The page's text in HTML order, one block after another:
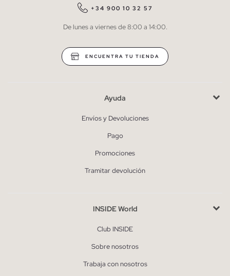
QUIERO SUSCRIBIRME
* Puedes cancelar la suscripción en cualquier momento.
+34 900 10 32 57
De lunes a viernes de 8:00 a 14:00.
ENCUENTRA TU TIENDA
Ayuda
Envíos y Devoluciones
Pago
Promociones
Tramitar devolución
INSIDE World
Club INSIDE
Sobre nosotros
Trabaja con nosotros